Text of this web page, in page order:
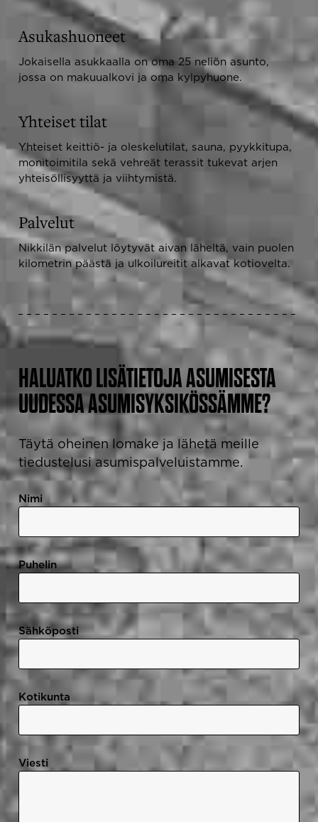
Asukashuoneet
Jokaisella asukkaalla on oma 25 neliön asunto,
jossa on makuualkovi ja oma kylpyhuone.
Yhteiset tilat
Yhteiset keittiö- ja oleskelutilat, sauna, pyykkitupa,
monitoimitila sekä vehreät terassit tukevat arjen
yhteisöllisyyttä ja viihtymistä.
Palvelut
Nikkilän palvelut löytyvät aivan läheltä, vain puolen
kilometrin päästä ja ulkoilureitit alkavat kotiovelta.
HALUATKO LISÄTIETOJA ASUMISESTA
UUDESSA ASUMISYKSIKÖSSÄMME?
Täytä oheinen lomake ja lähetä meille
tiedustelusi asumispalveluistamme.
Nimi
Puhelin
Sähköposti
Kotikunta
Viesti